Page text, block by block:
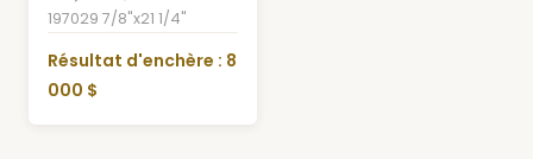
197029 7/8"x21 1/4"
Résultat d'enchère : 8
000 $